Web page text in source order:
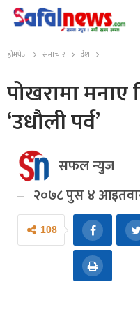
होमपेज समाचार देश
पोखरामा
‘उधौली पर्व’
सफल न्युज
२०७८ पुस ४
108